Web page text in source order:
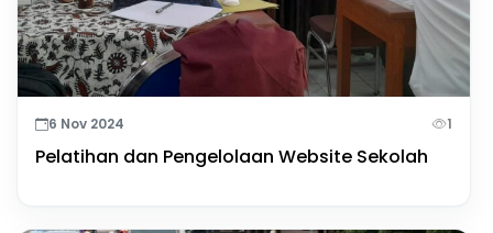
6 Nov 2024 1
Pelatihan dan Pengelolaan Website Sekolah